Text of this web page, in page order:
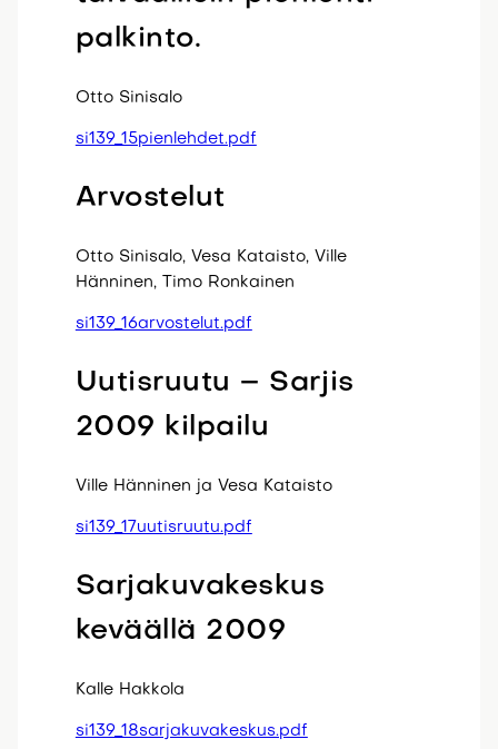
palkinto.
Otto Sinisalo
si139_15pienlehdet.pdf
Arvostelut
Otto Sinisalo, Vesa Kataisto, Ville
Hänninen, Timo Ronkainen
si139_16arvostelut.pdf
Uutisruutu – Sarjis
2009 kilpailu
Ville Hänninen ja Vesa Kataisto
si139_17uutisruutu.pdf
Sarjakuvakeskus
keväällä 2009
Kalle Hakkola
si139_18sarjakuvakeskus.pdf